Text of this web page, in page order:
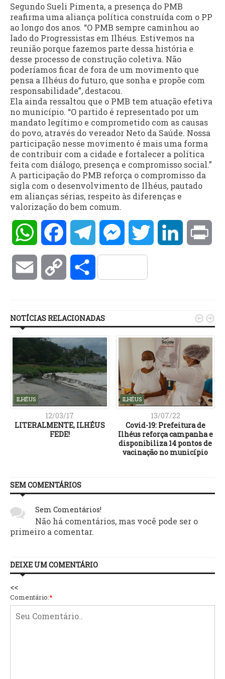
Segundo Sueli Pimenta, a presença do PMB
reafirma uma aliança política construída com o PP
ao longo dos anos. “O PMB sempre caminhou ao
lado do Progressistas em Ilhéus. Estivemos na
reunião porque fazemos parte dessa história e
desse processo de construção coletiva. Não
poderíamos ficar de fora de um movimento que
pensa a Ilhéus do futuro, que sonha e propõe com
responsabilidade”, destacou.
Ela ainda ressaltou que o PMB tem atuação efetiva
no município. “O partido é representado por um
mandato legítimo e comprometido com as causas
do povo, através do vereador Neto da Saúde. Nossa
participação nesse movimento é mais uma forma
de contribuir com a cidade e fortalecer a política
feita com diálogo, presença e compromisso social.”
A participação do PMB reforça o compromisso da
sigla com o desenvolvimento de Ilhéus, pautado
em alianças sérias, respeito às diferenças e
valorização do bem comum.
WhatsAppFacebookTelegramMessengerTwitter LinkedIn
Email Copy Compartilhar
NOTÍCIAS RELACIONADAS
ILHÉUS
12/03/17
LITERALMENTE, ILHÉUS
FEDE!
ILHÉUS
13/07/22
Covid-19: Prefeitura de
Ilhéus reforça campanha e
disponibiliza 14 pontos de
vacinação no município
 
SEM COMENTÁRIOS
Sem Comentários!
Não há comentários, mas você pode ser o
primeiro a comentar.
DEIXE UM COMENTÁRIO
<<
Comentário:*